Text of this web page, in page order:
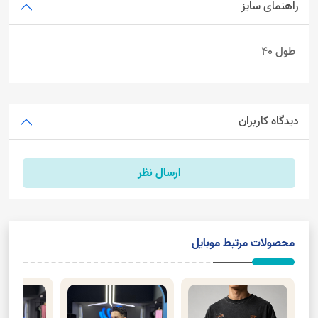
راهنمای سایز
طول 40
دیدگاه کاربران
ارسال نظر
محصولات مرتبط موبایل